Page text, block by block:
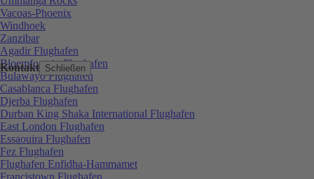
Kontakt Schließen
Vacoas-Phoenix
Windhoek
Zanzibar
Agadir Flughafen
Bloemfontein Flughafen
Bulawayo Flughafen
Casablanca Flughafen
Djerba Flughafen
Durban King Shaka International Flughafen
East London Flughafen
Essaouira Flughafen
Fez Flughafen
Flughafen Enfidha-Hammamet
Francistown Flughafen